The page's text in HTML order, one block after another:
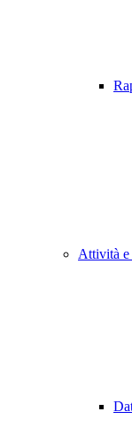
Attività e